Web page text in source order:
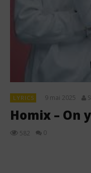
LYRICS 9 mai 2025
Homix – On
582 0